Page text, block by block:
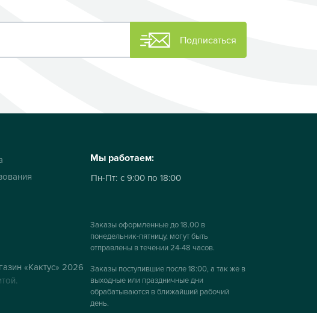
Подписаться
«Кактус» 2026
Мы работаем:
Пн-Пт: с 9:00 по 18:00
Заказы оформленные до 18.00 в
понедельник-пятницу, могут быть
отправлены в течении 24-48 часов.
Заказы поступившие после 18:00, а так же в
выходные или праздничные дни
обрабатываются в ближайший рабочий
день.